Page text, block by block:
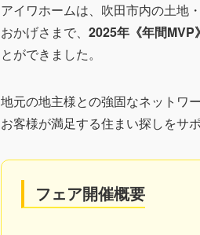
アイワホームは、吹田市内の土地
おかげさまで、 2025年《年間MVP
とができました。
地元の地主様との強固なネットワ
お客様が満足する住まい探しをサ
フェア開催概要